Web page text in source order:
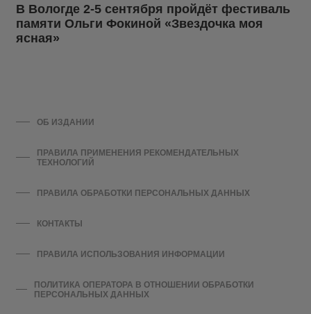
В Вологде 2-5 сентября пройдёт фестиваль
памяти Ольги Фокиной «Звездочка моя
ясная»
ОБ ИЗДАНИИ
ПРАВИЛА ПРИМЕНЕНИЯ РЕКОМЕНДАТЕЛЬНЫХ
ТЕХНОЛОГИЙ
ПРАВИЛА ОБРАБОТКИ ПЕРСОНАЛЬНЫХ ДАННЫХ
КОНТАКТЫ
ПРАВИЛА ИСПОЛЬЗОВАНИЯ ИНФОРМАЦИИ
ПОЛИТИКА ОПЕРАТОРА В ОТНОШЕНИИ ОБРАБОТКИ
ПЕРСОНАЛЬНЫХ ДАННЫХ